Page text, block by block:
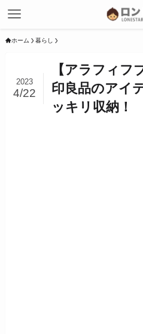
ホーム 暮らし
【アラフィフ
印良品のアイ
ッキリ収納！
2023
4/22